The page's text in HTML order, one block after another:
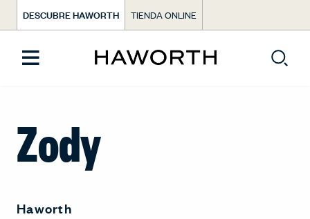
DESCUBRE HAWORTH TIENDA ONLINE
Zody
Haworth